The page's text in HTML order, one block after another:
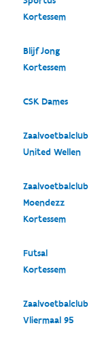
Kortessem
Blijf Jong
Kortessem
CSK Dames
Zaalvoetbalclub
United Wellen
Zaalvoetbalclub
Moendezz
Kortessem
Futsal
Kortessem
Zaalvoetbalclub
Vliermaal 95